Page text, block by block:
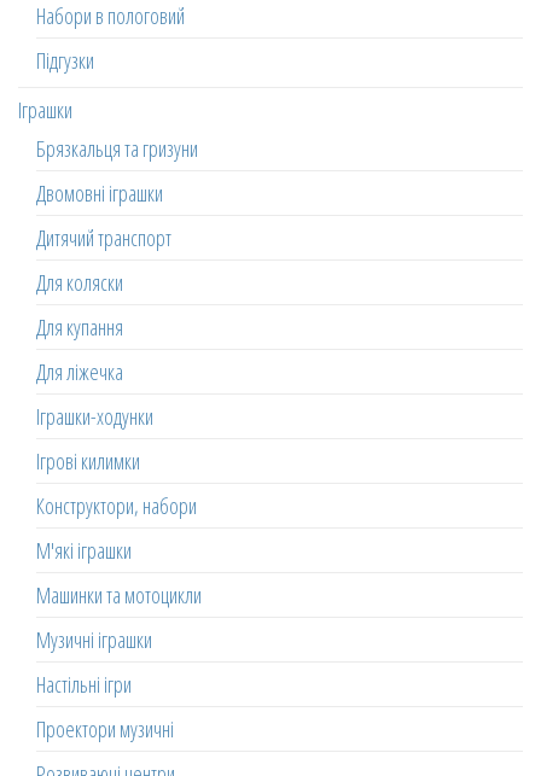
Набори в пологовий
Підгузки
Іграшки
Брязкальця та гризуни
Двомовні іграшки
Дитячий транспорт
Для коляски
Для купання
Для ліжечка
Іграшки-ходунки
Ігрові килимки
Конструктори, набори
М'які іграшки
Машинки та мотоцикли
Музичні іграшки
Настільні ігри
Проектори музичні